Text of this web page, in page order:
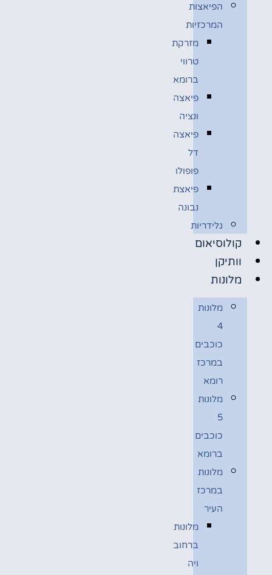
הפיאצות
המרכזיות
מזרקת
טרווי
ברומא
פיאצה
ונציה
פיאצה
דל
פופולו
פיאצת
נבונה
גלידריות
קולוסיאום
וותיקן
מלונות
מלונות
4
כוכבים
במרכז
רומא
מלונות
5
כוכבים
ברומא
מלונות
במרכז
העיר
מלונות
ברחוב
ויה